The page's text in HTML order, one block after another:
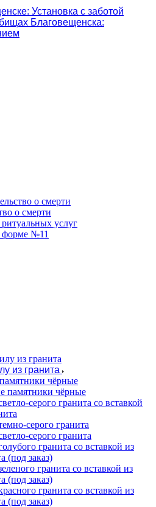
Установка с заботой
Благовещенска:
о смерти
о смерти
услуг
форме №11
из гранита
чёрные
памятники чёрные
серого гранита со вставкой
серого гранита
серого гранита
гранита со вставкой из
(под заказ)
гранита со вставкой из
(под заказ)
гранита со вставкой из
(под заказ)